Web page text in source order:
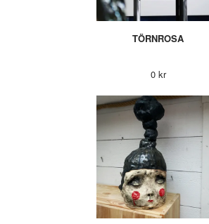
TÖRNROSA
0 kr